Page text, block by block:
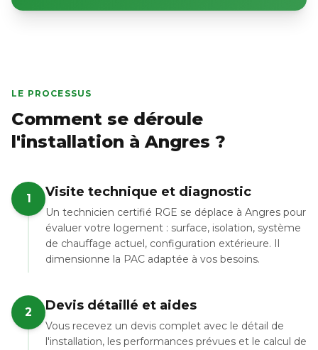
LE PROCESSUS
Comment se déroule
l'installation à Angres ?
1 Visite technique et diagnostic
Un technicien certifié RGE se déplace à Angres pour
évaluer votre logement : surface, isolation, système
de chauffage actuel, configuration extérieure. Il
dimensionne la PAC adaptée à vos besoins.
2 Devis détaillé et aides
Vous recevez un devis complet avec le détail de
l'installation, les performances prévues et le calcul de